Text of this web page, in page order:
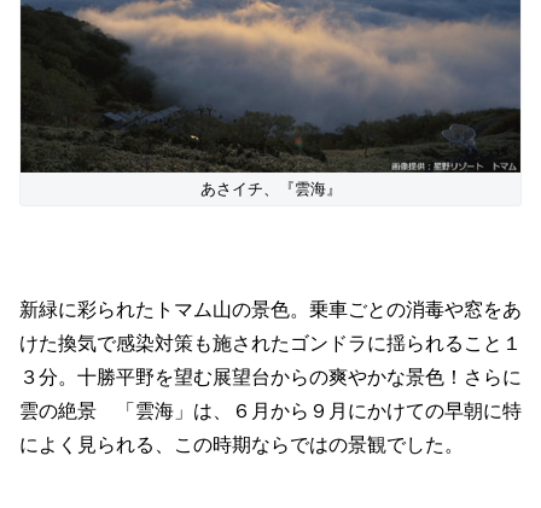
あさイチ、『雲海』
新緑に彩られたトマム山の景色。乗車ごとの消毒や窓をあ
けた換気で感染対策も施されたゴンドラに揺られること１
３分。十勝平野を望む展望台からの爽やかな景色！さらに
雲の絶景 「雲海」は、６月から９月にかけての早朝に特
によく見られる、この時期ならではの景観でした。